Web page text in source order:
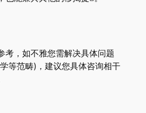
考，如不雅您需解决具体问题
等范畴)，建议您具体咨询相干